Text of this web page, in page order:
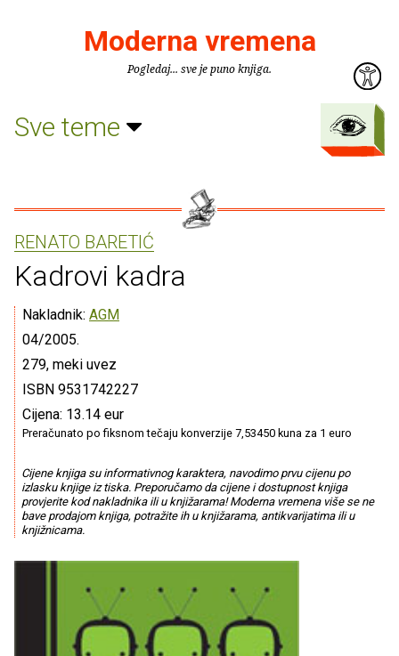
Moderna vremena
Pogledaj... sve je puno knjiga.
Sve teme
RENATO BARETIĆ
Kadrovi kadra
Nakladnik: AGM
04/2005.
279, meki uvez
ISBN 9531742227
Cijena: 13.14 eur
Preračunato po fiksnom tečaju konverzije 7,53450 kuna za 1 euro
Cijene knjiga su informativnog karaktera, navodimo prvu cijenu po
izlasku knjige iz tiska. Preporučamo da cijene i dostupnost knjiga
provjerite kod nakladnika ili u knjižarama! Moderna vremena više se ne
bave prodajom knjiga, potražite ih u knjižarama, antikvarijatima ili u
knjižnicama.